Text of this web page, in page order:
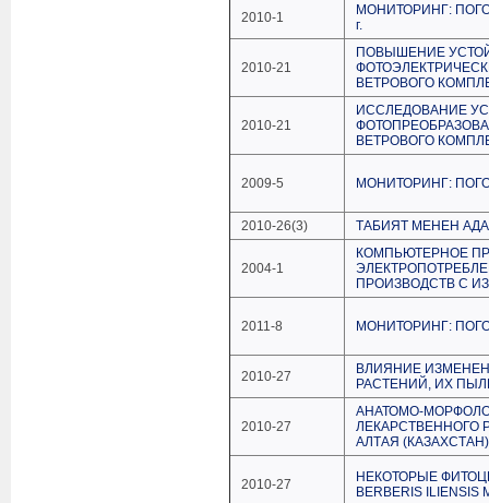
2010-1
МОНИТОРИНГ:
г.
2010-21
ПОВЫШЕНИЕ
ВЕТРОВОГО
2010-21
ИССЛЕДОВАНИЕ
ВЕТРОВОГО
2009-5 МОНИТОРИНГ:
2010-26(3) ТАБИЯТ МЕНЕН
2004-1
КОМПЬЮТЕРНОЕ
ПРОИЗВОДСТВ С
2011-8 МОНИТОРИНГ:
2010-27
ВЛИЯНИЕ
РАСТЕНИЙ, ИХ
2010-27
АНАТОМО-
ЛЕКАРСТВЕННОГО
АЛТАЯ (КАЗАХСТАН)
2010-27
НЕКОТОРЫЕ
BERBERIS ILIENSIS